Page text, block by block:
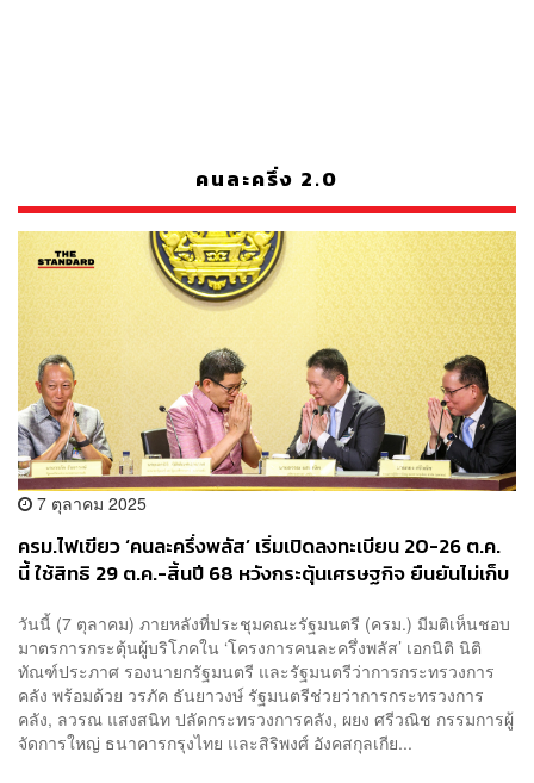
คนละครึ่ง 2.0
7 ตุลาคม 2025
ครม.ไฟเขียว ‘คนละครึ่งพลัส’ เริ่มเปิดลงทะเบียน 20-26 ต.ค.
นี้ ใช้สิทธิ 29 ต.ค.-สิ้นปี 68 หวังกระตุ้นเศรษฐกิจ ยืนยันไม่เก็บ
วันนี้ (7 ตุลาคม) ภายหลังที่ประชุมคณะรัฐมนตรี (ครม.) มีมติเห็นชอบ
มาตรการกระตุ้นผู้บริโภคใน ‘โครงการคนละครึ่งพลัส’ เอกนิติ นิติ
ทัณฑ์ประภาศ รองนายกรัฐมนตรี และรัฐมนตรีว่าการกระทรวงการ
คลัง พร้อมด้วย วรภัค ธันยาวงษ์ รัฐมนตรีช่วยว่าการกระทรวงการ
คลัง, ลวรณ แสงสนิท ปลัดกระทรวงการคลัง, ผยง ศรีวณิช กรรมการผู้
จัดการใหญ่ ธนาคารกรุงไทย และสิริพงศ์ อังคสกุลเกีย...